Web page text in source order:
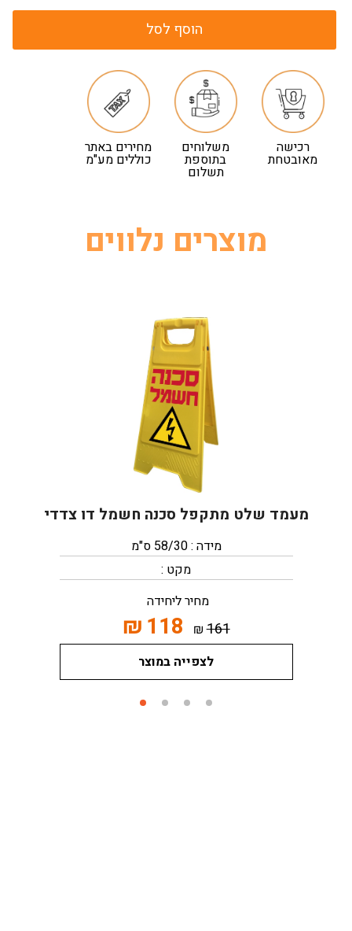
הוסף לסל
רכישה
מאובטחת
משלוחים
בתוספת
תשלום
מחירים באתר
כוללים מע"מ
מוצרים נלווים
מעמד שלט מתקפל סכנה חשמל דו צדדי
מידה : 58/30 ס"מ
מקט :
מחיר ליחידה
161
₪
118
₪
לצפייה במוצר